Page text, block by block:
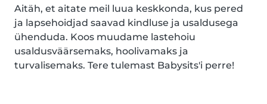
Aitäh, et aitate meil luua keskkonda, kus pered
ja lapsehoidjad saavad kindluse ja usaldusega
ühenduda. Koos muudame lastehoiu
usaldusväärsemaks, hoolivamaks ja
turvalisemaks. Tere tulemast Babysits'i perre!